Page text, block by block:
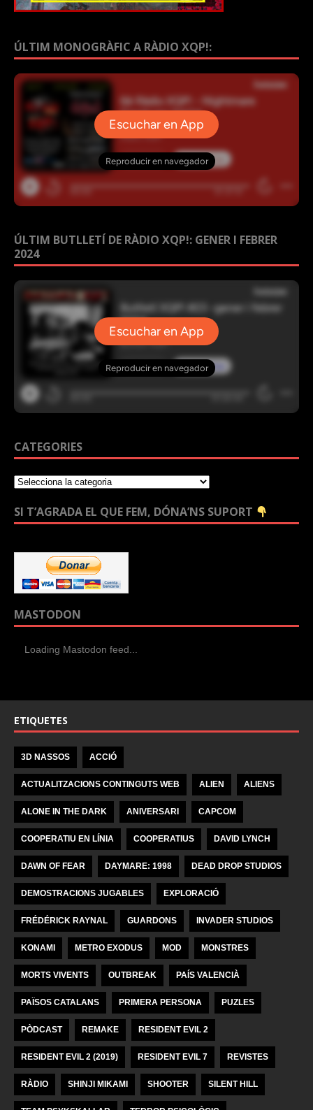
ÚLTIM MONOGRÀFIC A RÀDIO XQP!:
ÚLTIM BUTLLETÍ DE RÀDIO XQP!: GENER I FEBRER
2024
CATEGORIES
SI T’AGRADA EL QUE FEM, DÓNA’NS SUPORT
MASTODON
Loading Mastodon feed...
ETIQUETES
3D NASSOS ACCIÓ
ACTUALITZACIONS CONTINGUTS WEB ALIEN ALIENS
ALONE IN THE DARK ANIVERSARI CAPCOM
COOPERATIU EN LÍNIA COOPERATIUS DAVID LYNCH
DAWN OF FEAR DAYMARE: 1998 DEAD DROP STUDIOS
DEMOSTRACIONS JUGABLES EXPLORACIÓ
FRÉDÉRICK RAYNAL GUARDONS INVADER STUDIOS
KONAMI METRO EXODUS MOD MONSTRES
MORTS VIVENTS OUTBREAK PAÍS VALENCIÀ
PAÏSOS CATALANS PRIMERA PERSONA PUZLES
PÒDCAST REMAKE RESIDENT EVIL 2
RESIDENT EVIL 2 (2019) RESIDENT EVIL 7 REVISTES
RÀDIO SHINJI MIKAMI SHOOTER SILENT HILL